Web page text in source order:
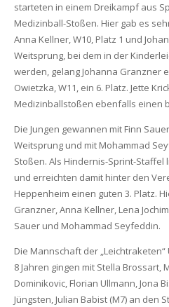
starteten in einem Dreikampf aus
Medizinball-Stoßen. Hier gab es
Anna Kellner, W10, Platz 1 und
Weitsprung, bei dem in der
werden, gelang Johanna Granzner
Owietzka, W11, ein 6. Platz. Jette
Medizinballstoßen ebenfalls einen
Die Jungen gewannen mit Finn
Weitsprung und mit Mohammad
Stoßen. Als Hindernis-Sprint-Staffel
und erreichten damit hinter den
Heppenheim einen guten 3. Platz.
Granzner, Anna Kellner, Lena
Sauer und Mohammad Seyfeddin.
Die Mannschaft der „Leichtraketen“
8 Jahren gingen mit Stella Brossart,
Dominikovic, Florian Ullmann, Jona
Jüngsten, Julian Babist (M7) an den